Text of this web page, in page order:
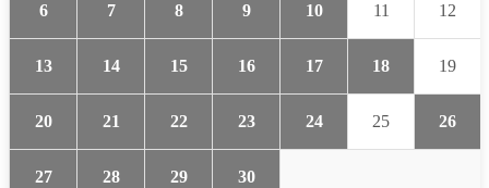
6 7 8 9 10 11 12
13 14 15 16 17 18 19
20 21 22 23 24 25 26
27 28 29 30